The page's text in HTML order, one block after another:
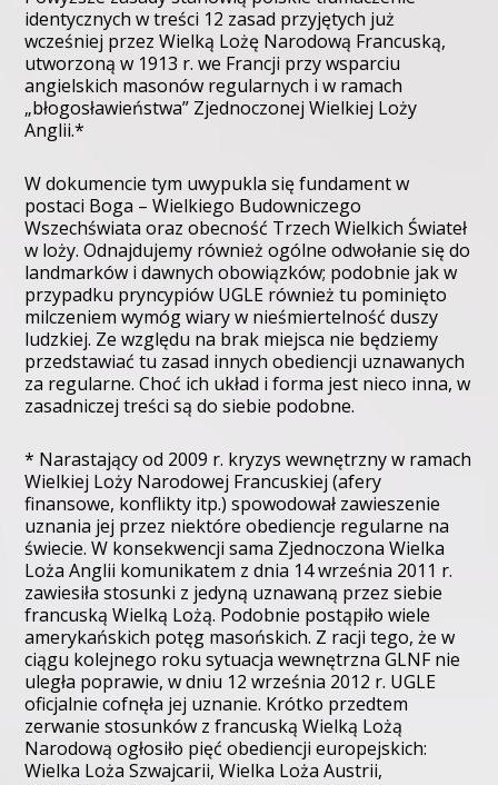
identycznych w treści 12 zasad przyjętych już
wcześniej przez Wielką Lożę Narodową Francuską,
utworzoną w 1913 r. we Francji przy wsparciu
angielskich masonów regularnych i w ramach
„błogosławieństwa” Zjednoczonej Wielkiej Loży
Anglii.*
W dokumencie tym uwypukla się fundament w
postaci Boga – Wielkiego Budowniczego
Wszechświata oraz obecność Trzech Wielkich Świateł
w loży. Odnajdujemy również ogólne odwołanie się do
landmarków i dawnych obowiązków; podobnie jak w
przypadku pryncypiów UGLE również tu pominięto
milczeniem wymóg wiary w nieśmiertelność duszy
ludzkiej. Ze względu na brak miejsca nie będziemy
przedstawiać tu zasad innych obediencji uznawanych
za regularne. Choć ich układ i forma jest nieco inna, w
zasadniczej treści są do siebie podobne.
* Narastający od 2009 r. kryzys wewnętrzny w ramach
Wielkiej Loży Narodowej Francuskiej (afery
finansowe, konflikty itp.) spowodował zawieszenie
uznania jej przez niektóre obediencje regularne na
świecie. W konsekwencji sama Zjednoczona Wielka
Loża Anglii komunikatem z dnia 14 września 2011 r.
zawiesiła stosunki z jedyną uznawaną przez siebie
francuską Wielką Lożą. Podobnie postąpiło wiele
amerykańskich potęg masońskich. Z racji tego, że w
ciągu kolejnego roku sytuacja wewnętrzna GLNF nie
uległa poprawie, w dniu 12 września 2012 r. UGLE
oficjalnie cofnęła jej uznanie. Krótko przedtem
zerwanie stosunków z francuską Wielką Lożą
Narodową ogłosiło pięć obediencji europejskich:
Wielka Loża Szwajcarii, Wielka Loża Austrii,